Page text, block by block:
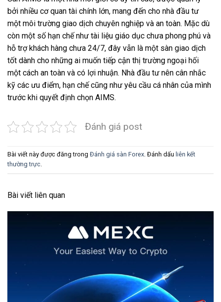
bởi nhiều cơ quan tài chính lớn, mang đến cho nhà đầu tư
một môi trường giao dịch chuyên nghiệp và an toàn. Mặc dù
còn một số hạn chế như tài liệu giáo dục chưa phong phú và
hỗ trợ khách hàng chưa 24/7, đây vẫn là một sàn giao dịch
tốt dành cho những ai muốn tiếp cận thị trường ngoại hối
một cách an toàn và có lợi nhuận. Nhà đầu tư nên cân nhắc
kỹ các ưu điểm, hạn chế cũng như yêu cầu cá nhân của mình
trước khi quyết định chọn AIMS.
Đánh giá post
Bài viết này được đăng trong Đánh giá sàn Forex. Đánh dấu liên kết
thường trực.
Bài viết liên quan